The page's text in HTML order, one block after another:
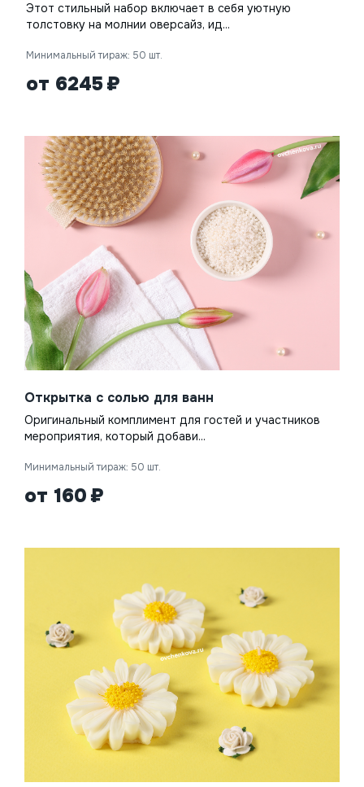
Этот стильный набор включает в себя уютную
толстовку на молнии оверсайз, ид...
Минимальный тираж: 50 шт.
от 6245
Открытка с солью для ванн
Оригинальный комплимент для гостей и участников
мероприятия, который добави...
Минимальный тираж: 50 шт.
от 160